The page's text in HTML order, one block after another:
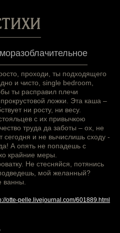
проходи, ты подходящего
и чисто, single bedroom,
ты расправил плечи
ложки. Эта каша –
ни росту, ни весу.
с их привычкою
труда да заботы – ох, не
сегодня и не вычислишь сходу -
А опять не попадешь с
крайние меры.
Не стесняйся, потянись
мой желанный?
ванны.
otte-pelle.livejournal.com/601889.html